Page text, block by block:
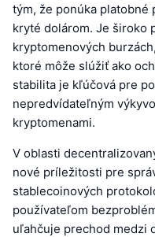
tým, že ponúka
kryté dolárom. Je široko
kryptomenových
ktoré môže slúžiť ako
stabilita je kľúčová pre
nepredvídateľným
kryptomenami.
V oblasti
nové príležitosti pre
stablecoinových
používateľom
uľahčuje prechod medzi